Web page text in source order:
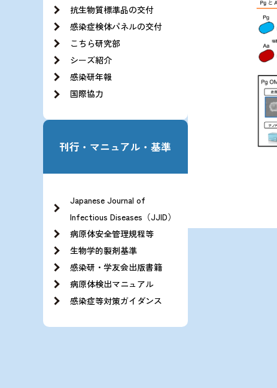
抗生物質標準品の交付
感染症検体パネルの交付
こちら研究部
シーズ紹介
感染研年報
国際協力
刊行・マニュアル・基準
Japanese Journal of
Infectious Diseases（JJID）
病原体安全管理規程等
生物学的製剤基準
感染研・学友会出版書籍
病原体検出マニュアル
感染症等対策ガイダンス